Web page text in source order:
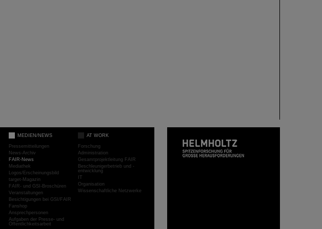
MEDIEN/NEWS
Pressemitteilungen
News-Archiv
FAIR-News
Mediathek
Logos/Erscheinungsbild
target-Magazin
FAIR- und GSI-Broschüren
Veranstaltungen
Besichtigungen bei GSI/FAIR
Fanshop
Ansprechpersonen
Aufgaben der Presse- und
Öffentlichkeitsarbeit
AT WORK
Forschung
Administration
Gesamtprojektleitung FAIR
Beschleunigerbetrieb und -
entwicklung
IT
Organisation
Wissenschaftliche Netzwerke